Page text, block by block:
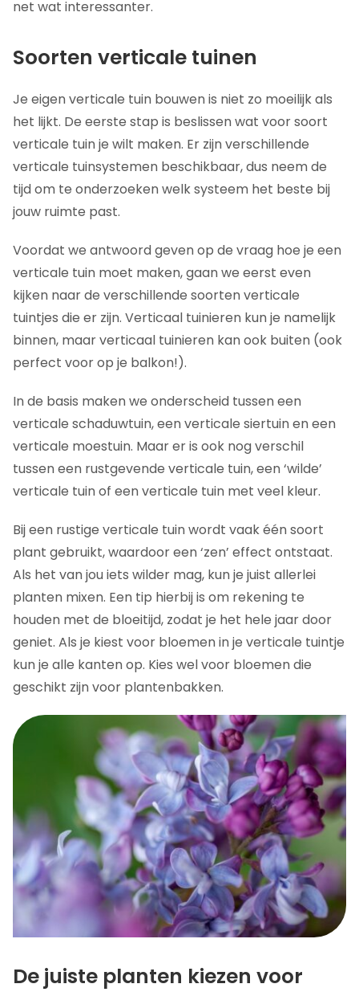
net wat interessanter.
Soorten verticale tuinen
Je eigen verticale tuin bouwen is niet zo moeilijk als
het lijkt. De eerste stap is beslissen wat voor soort
verticale tuin je wilt maken. Er zijn verschillende
verticale tuinsystemen beschikbaar, dus neem de
tijd om te onderzoeken welk systeem het beste bij
jouw ruimte past.
Voordat we antwoord geven op de vraag hoe je een
verticale tuin moet maken, gaan we eerst even
kijken naar de verschillende soorten verticale
tuintjes die er zijn. Verticaal tuinieren kun je namelijk
binnen, maar verticaal tuinieren kan ook buiten (ook
perfect voor op je balkon!).
In de basis maken we onderscheid tussen een
verticale schaduwtuin, een verticale siertuin en een
verticale moestuin. Maar er is ook nog verschil
tussen een rustgevende verticale tuin, een ‘wilde’
verticale tuin of een verticale tuin met veel kleur.
Bij een rustige verticale tuin wordt vaak één soort
plant gebruikt, waardoor een ‘zen’ effect ontstaat.
Als het van jou iets wilder mag, kun je juist allerlei
planten mixen. Een tip hierbij is om rekening te
houden met de bloeitijd, zodat je het hele jaar door
geniet. Als je kiest voor bloemen in je verticale tuintje
kun je alle kanten op. Kies wel voor bloemen die
geschikt zijn voor plantenbakken.
De juiste planten kiezen voor